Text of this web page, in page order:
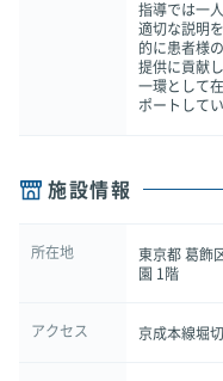
指導では一
適切な説明
的に患者様
提供に貢献
一環として
ポートして
施設情報
所在地
東京都 葛飾
園 1階
アクセス 京成本線堀